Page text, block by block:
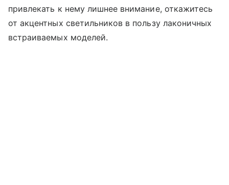
привлекать к нему лишнее внимание, откажитесь
от акцентных светильников в пользу лаконичных
встраиваемых моделей.